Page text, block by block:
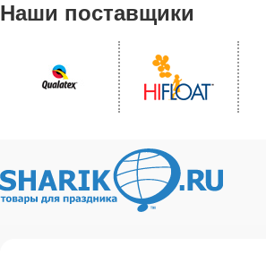
Наши поставщики